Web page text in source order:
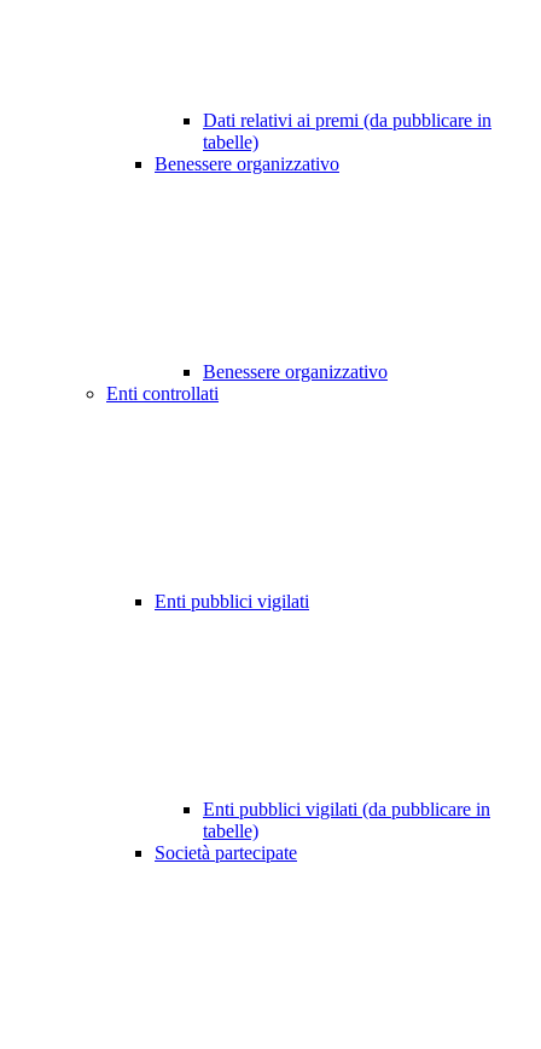
Dati relativi ai premi (da pubblicare in
tabelle)
Benessere organizzativo
Benessere organizzativo
Enti controllati
Enti pubblici vigilati
Enti pubblici vigilati (da pubblicare in
tabelle)
Società partecipate